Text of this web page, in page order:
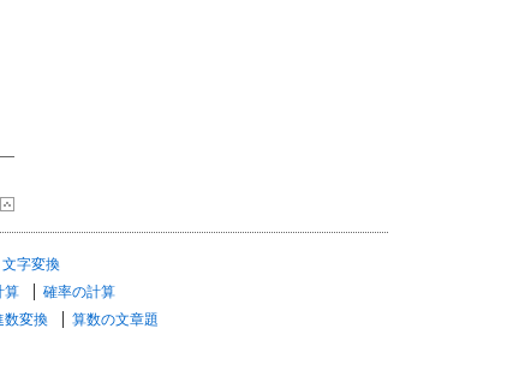
文字変換
算
確率の計算
数変換
算数の文章題